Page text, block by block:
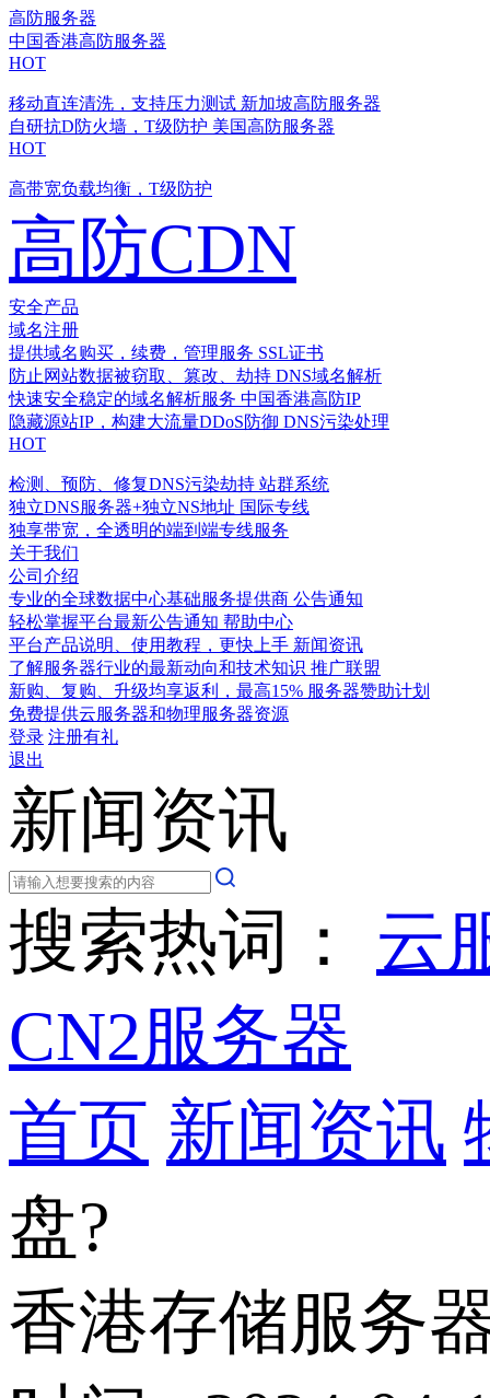
高防服务器
中国香港高防服务器
HOT
移动直连清洗，支持压力测试 新加坡高防服务器
自研抗D防火墙，T级防护 美国高防服务器
HOT
高带宽负载均衡，T级防护
高防CDN
安全产品
域名注册
提供域名购买，续费，管理服务 SSL证书
防止网站数据被窃取、篡改、劫持 DNS域名解析
快速安全稳定的域名解析服务 中国香港高防IP
隐藏源站IP，构建大流量DDoS防御 DNS污染处理
HOT
检测、预防、修复DNS污染劫持 站群系统
独立DNS服务器+独立NS地址 国际专线
独享带宽，全透明的端到端专线服务
关于我们
公司介绍
专业的全球数据中心基础服务提供商 公告通知
轻松掌握平台最新公告通知 帮助中心
平台产品说明、使用教程，更快上手 新闻资讯
了解服务器行业的最新动向和技术知识 推广联盟
新购、复购、升级均享返利，最高15% 服务器赞助计划
免费提供云服务器和物理服务器资源
登录 注册有礼
退出
新闻资讯
搜索热词： 云
CN2服务器
首页 新闻资讯
盘?
香港存储服务